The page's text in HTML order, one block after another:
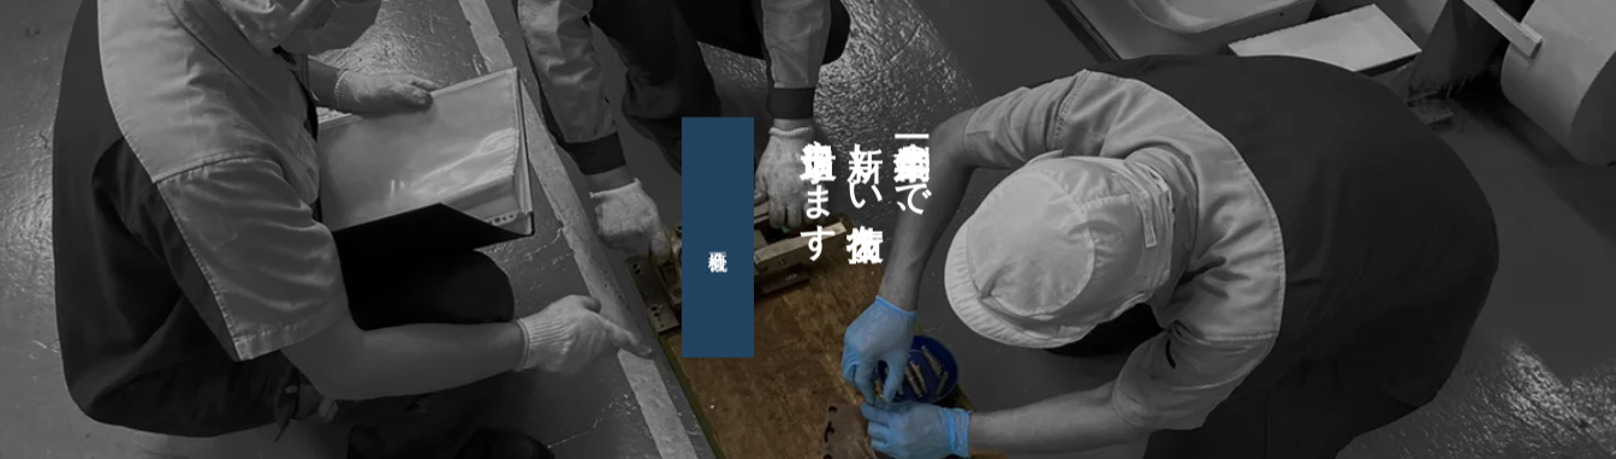
創業一〇〇年まで、
新しい技術を
日々追求します